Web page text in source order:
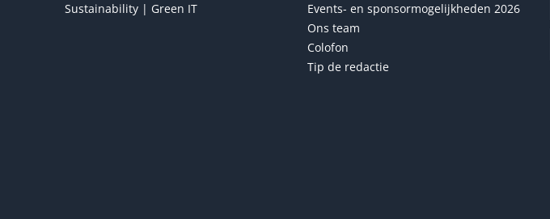
Sustainability | Green IT
Events- en sponsormogelijkheden 2026
Ons team
Colofon
Tip de redactie